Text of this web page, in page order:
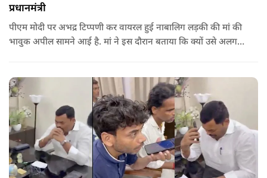
प्रधानमंत्री
पीएम मोदी पर अभद्र टिप्पणी कर वायरल हुई नाबालिग लड़की की मां की
भावुक अपील सामने आई है. मां ने इस दौरान बताया कि क्यों उसे अलग
को गोद लेने के लिए पीएम से अपील भी की है.